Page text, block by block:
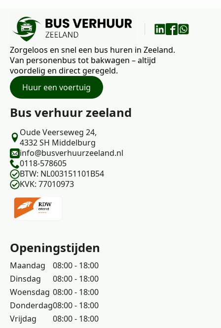
ons te bespreken.
Zorgeloos en snel een bus huren in Zeeland.
Van personenbus tot bakwagen – altijd
voordelig en direct geregeld.
Huur een voertuig
Bus verhuur zeeland
Oude Veerseweg 24,
4332 SH Middelburg
info@busverhuurzeeland.nl
0118-578605
BTW: NL003151101B54
KVK: 77010973
Openingstijden
Maandag
Dinsdag
Woensdag
Donderdag
Vrijdag
08:00 - 18:00
08:00 - 18:00
08:00 - 18:00
08:00 - 18:00
08:00 - 18:00